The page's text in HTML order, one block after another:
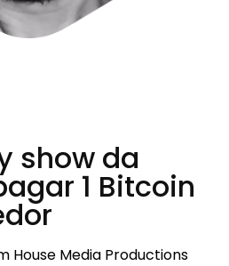
show da
1 Bitcoin
House Media Productions